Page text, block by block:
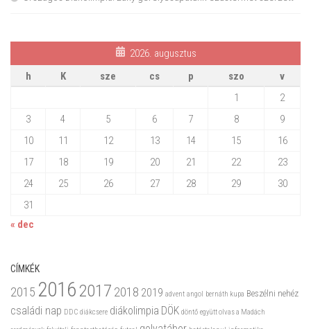
2026. augusztus
h
K sze cs p szo
v
1
2
3
4 5 6 7 8
9
10
11 12 13 14 15
16
17
18 19 20 21 22
23
24
25 26 27 28 29
30
31
« dec
CÍMKÉK
2015 20162017 2018 2019 advent angol bernáth kupa Beszélni nehéz
családi nap DDC diákcsere diákolimpia DÖK döntő együtt olvas a Madách